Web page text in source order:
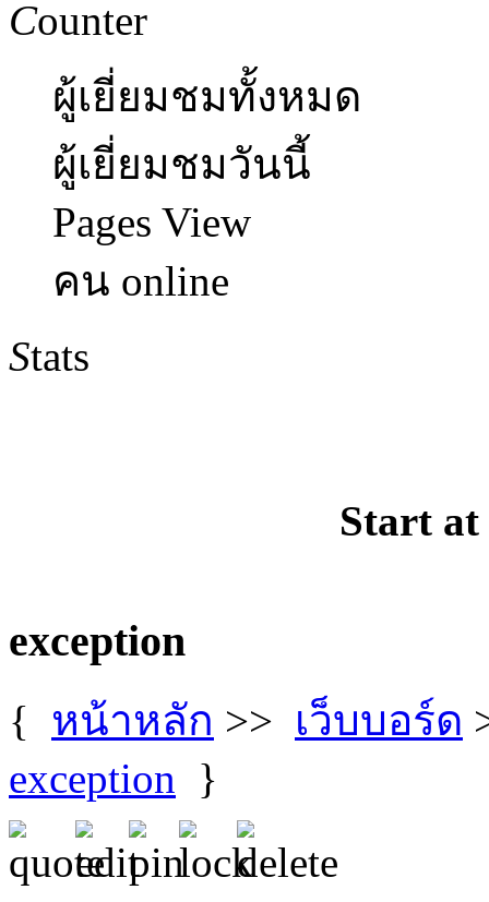
Counter
ผู้เยี่ยมชมทั้งหมด
ผู้เยี่ยมชมวันนี้
Pages View
คน online
Stats
Start at
exception
{ หน้าหลัก >> เว็บบอร์ด
exception }